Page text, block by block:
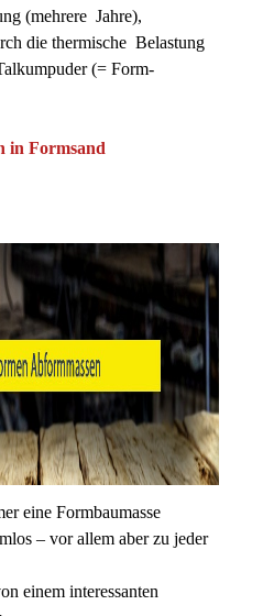
(mehrere Jahre),
die thermische Belastung
(= Form-
in Formsand
eine Formbaumasse
– vor allem aber zu jeder
einem interessanten